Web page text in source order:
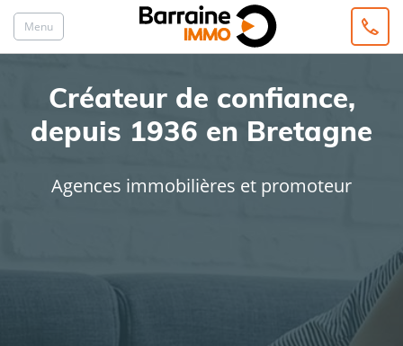
Menu
Créateur de confiance,
depuis 1936 en Bretagne
Agences immobilières et promoteur